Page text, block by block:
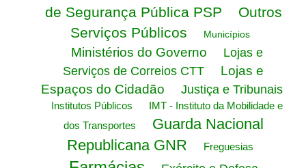
de Segurança Pública PSP
Outros
Serviços Públicos
Municípios
Ministérios do Governo
Lojas e
Serviços de Correios CTT
Lojas e
Espaços do Cidadão
Justiça e Tribunais
Institutos Públicos
IMT - Instituto da Mobilidade e
dos Transportes
Guarda Nacional
Republicana GNR
Freguesias